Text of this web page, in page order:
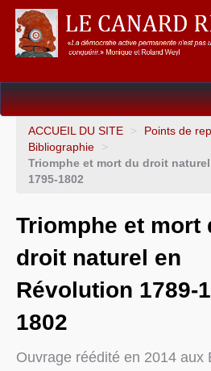
Dossiers
L’Union européenne
Un éléphant, ça trompe
Gouvernance mondiale &
International
Résistances
L’Empire américain
ACCUEIL DU SITE > Points de
Bibliographie
>
Triomphe et mort du droit
1795-1802
Triomphe et mort
droit naturel en
Révolution 1789-
1802
Ouvrage réédité en 2014 aux